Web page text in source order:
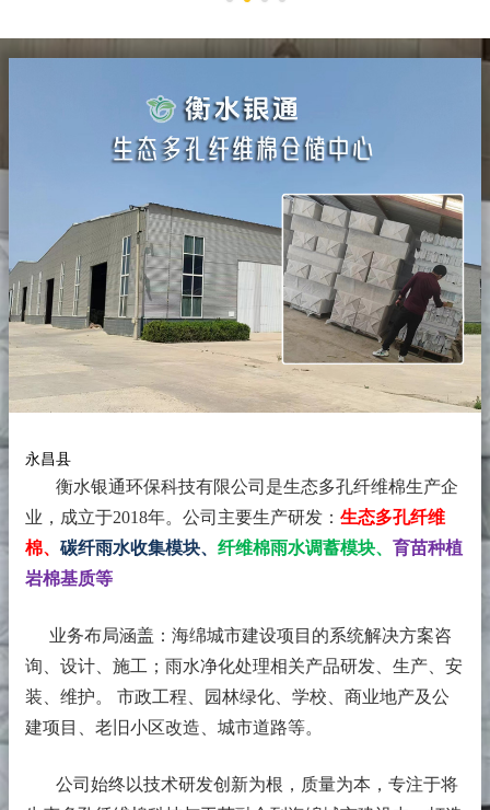
永昌县
衡水银通环保科技有限公司是生态多孔纤维棉生产企
业，成立于2018年。 公司主要生产研发： 生态多孔纤维
棉、 碳纤雨水收集模块、 纤维棉雨水调蓄模块、 育苗种植
岩棉基质等
业务布局涵盖：海绵城市建设项目的系统解决方案咨
询、设计、施工；雨水净化处理相关产品研发、生产、安
装、维护。 市政工程、园林绿化、学校、商业地产及公
建项目、老旧小区改造、城市道路等。
公司始终以技术研发创新为根，质量为本，专注于将